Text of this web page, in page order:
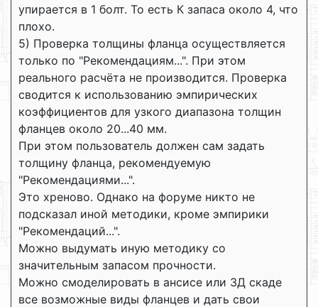
упирается в 1 болт. То есть К запаса около 4, что
плохо.
5) Проверка толщины фланца осуществляется
только по "Рекомендациям...". При этом
реального расчёта не производится. Проверка
сводится к использованию эмпирических
коэффициентов для узкого диапазона толщин
фланцев около 20...40 мм.
При этом пользователь должен сам задать
толщину фланца, рекомендуемую
"Рекомендациями...".
Это хреново. Однако на форуме никто не
подсказал иной методики, кроме эмпирики
"Рекомендаций...".
Можно выдумать иную методику со
значительным запасом прочности.
Можно смоделировать в ансисе или 3Д скаде
все возможные виды фланцев и дать свои